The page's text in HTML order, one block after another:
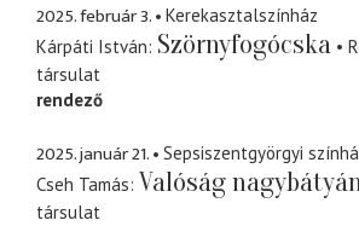
2025. február 3.
Kerekasztalszínház
Kárpáti István Szörnyfogócska
társulat
rendező
2025. január 21.
Sepsiszentgyörgyi
Cseh Tamás Valóság
társulat